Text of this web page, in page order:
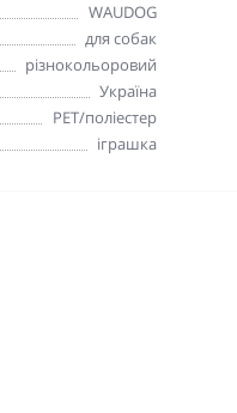
WAUDOG
для собак
різнокольоровий
Україна
PET/поліестер
іграшка